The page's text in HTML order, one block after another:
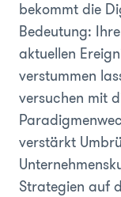
bekommt die
Bedeutung:
aktuellen
verstummen
versuchen mit
verstärkt
Strategien auf